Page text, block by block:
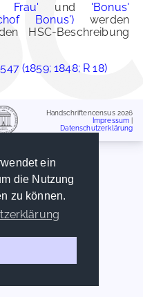
ein
die Nutzung
zu können.
und 'Bonus'
Bonus') werden
HSC-Beschreibung
(1859; 1848; R 18)
Handschriftencensus 2026
Impressum
Datenschutzerklärung